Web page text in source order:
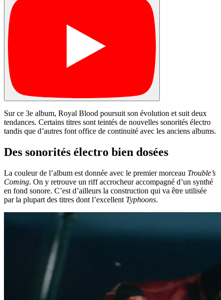
Sur ce 3e album, Royal Blood poursuit son évolution et suit deux
tendances. Certains titres sont teintés de nouvelles sonorités électro
tandis que d’autres font office de continuité avec les anciens albums.
Des sonorités électro bien dosées
La couleur de l’album est donnée avec le premier morceau Trouble’s
Coming. On y retrouve un riff accrocheur accompagné d’un synthé
en fond sonore. C’est d’ailleurs la construction qui va être utilisée
par la plupart des titres dont l’excellent Typhoons.